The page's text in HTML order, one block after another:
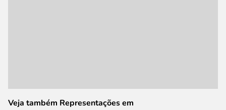
Veja também Representações em